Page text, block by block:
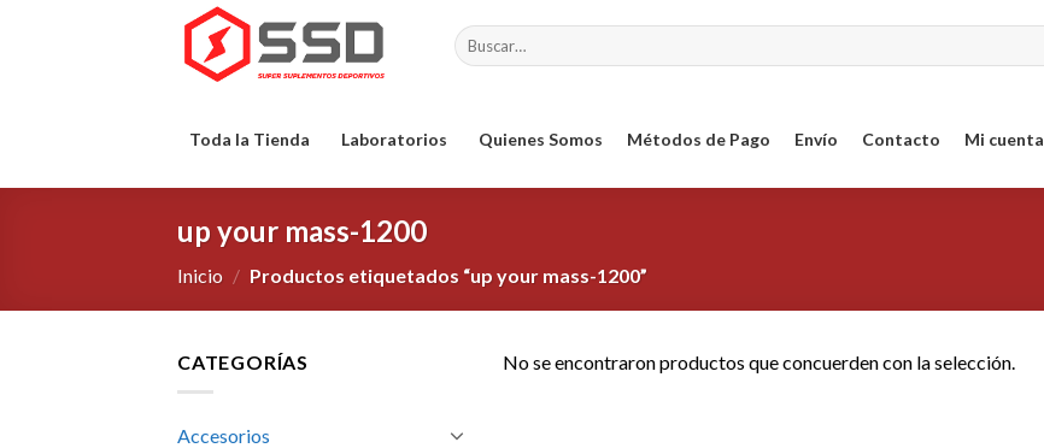
Buscar
por:
Toda la Tienda Laboratorios Quienes Somos Métodos de Pago Envío Contacto Mi cuenta
up your mass-1200
Inicio / Productos etiquetados “up your mass-1200”
CATEGORÍAS
Accesorios
No se encontraron productos que concuerden con la selección.